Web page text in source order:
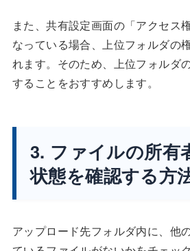
また、共有設定画面の「アクセス
なっている場合、上位フォルダの
れます。そのため、上位フォルダ
することをおすすめします。
3. ファイルの所有
状態を確認する方
アップロード先フォルダ内に、他